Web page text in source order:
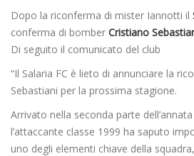
Dopo la riconferma di mister Iannotti il
conferma di bomber Cristiano
Di seguito il comunicato del club
“Il Salaria FC è lieto di annunciare la
Sebastiani per la prossima stagione.
Arrivato nella seconda parte
l’attaccante classe 1999 ha saputo
uno degli elementi chiave della